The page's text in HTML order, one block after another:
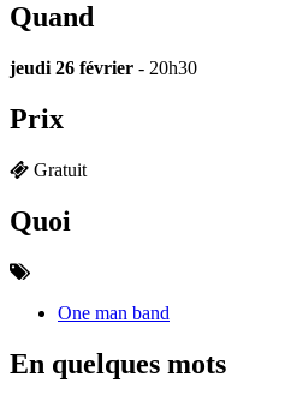
Quand
jeudi 26 février - 20h30
Prix
Gratuit
Quoi
One man band
En quelques mots